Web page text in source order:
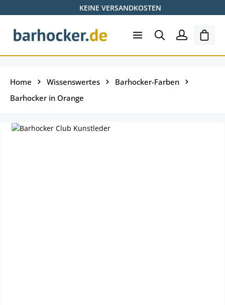
Zum Hauptinhalt springenKEINE VERSANDKOSTEN
Home Wissenswertes
Barhocker-Farben
Barhocker in Orange